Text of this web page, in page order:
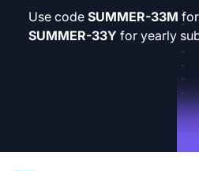
Use code SUMMER-33M
SUMMER-33Y for yearly